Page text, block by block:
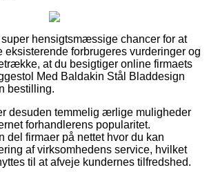
hensigtsmæssige chancer for at
eksisterende forbrugeres vurderinger og
at du besigtiger online firmaets
Med Baldakin Stål Bladdesign
bestilling.
desuden temmelig ærlige muligheder
forhandlerens popularitet.
del firmaer på nettet hvor du kan
af virksomhedens service, hvilket
til at afveje kundernes tilfredshed.